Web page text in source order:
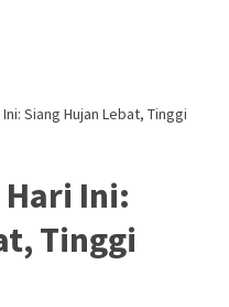
Siang Hujan Lebat, Tinggi
Hari Ini:
Tinggi